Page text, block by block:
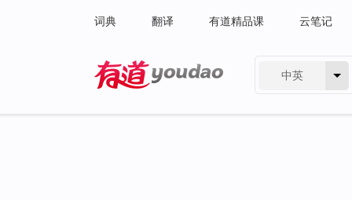
词典 翻译 有道精品课 云笔记
中英